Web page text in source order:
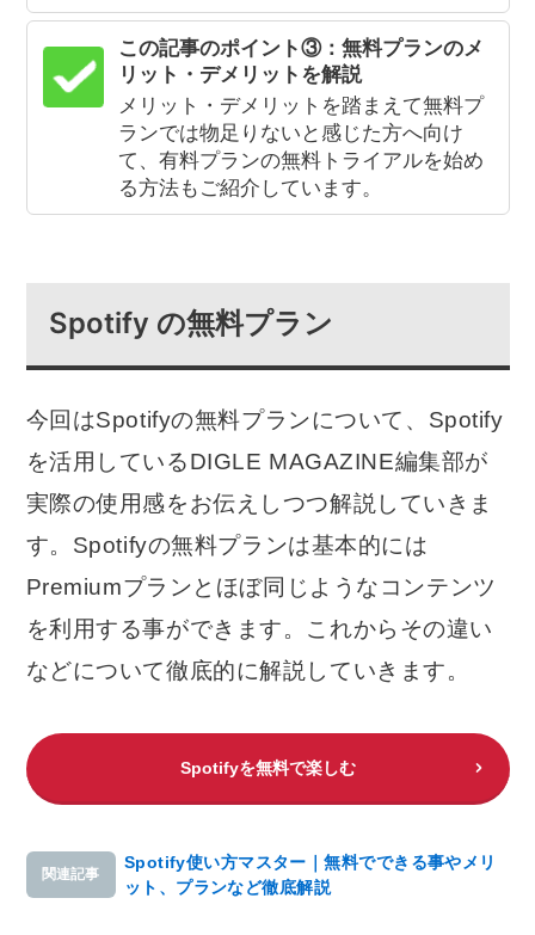
この記事のポイント③：無料プランのメ
リット・デメリットを解説
メリット・デメリットを踏まえて無料プ
ランでは物足りないと感じた方へ向け
て、有料プランの無料トライアルを始め
る方法もご紹介しています。
Spotify の無料プラン
今回はSpotifyの無料プランについて、Spotify
を活用しているDIGLE MAGAZINE編集部が
実際の使用感をお伝えしつつ解説していきま
す。Spotifyの無料プランは基本的には
Premiumプランとほぼ同じようなコンテンツ
を利用する事ができます。これからその違い
などについて徹底的に解説していきます。
Spotifyを無料で楽しむ
関連記事
Spotify使い方マスター｜無料でできる事やメリ
ット、プランなど徹底解説